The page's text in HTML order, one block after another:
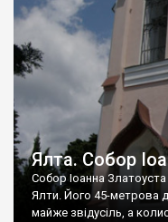
Ялта. Собор
Собор Іоанна
Ялти. Його 45-метрова
майже звідусіль, а